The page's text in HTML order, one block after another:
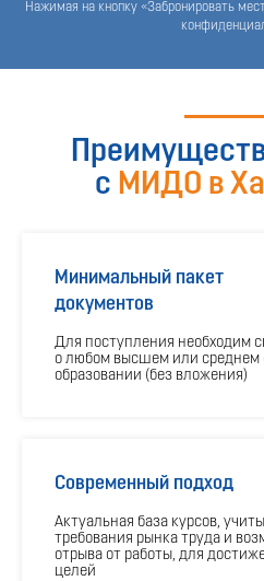
Нажимая на кнопку «Забронировать
с МИДО в
Минимальный пакет
документов
Для поступления необходим
о любом высшем или среднем
образовании (без вложения)
Современный подход
Актуальная база курсов,
требования рынка труда и
отрыва от работы, для
целей